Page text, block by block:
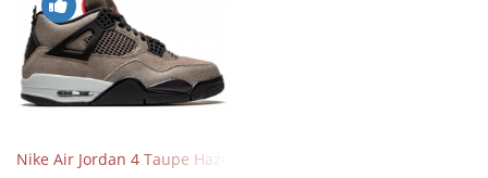
Nike Air Jordan 4 Taupe Haze